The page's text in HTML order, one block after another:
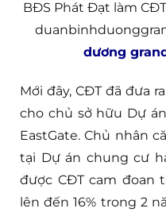
BĐS Phát Đạt làm
dương
Mới đây, CĐT đã đưa
cho chủ sở hữu Dự
EastGate. Chủ nhân
tại Dự án chung cư
được CĐT cam đoan
lên đến 16% trong 2